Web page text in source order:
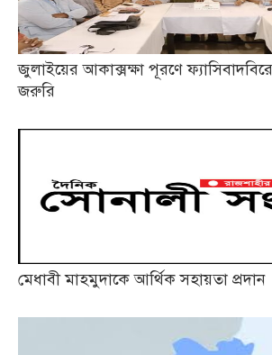
জুলাইয়ের আকাক্সক্ষা পূরণে
জরুরি
মেধাবী মাহমুদাকে আর্থিক সহায়তা প্রদান